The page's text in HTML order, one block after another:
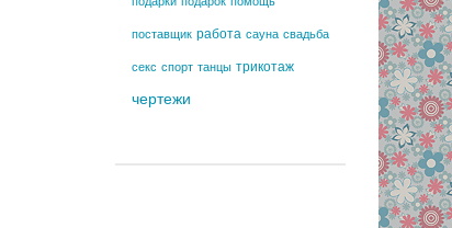
поставщик работа сауна свадьба
секс спорт танцы трикотаж
чертежи